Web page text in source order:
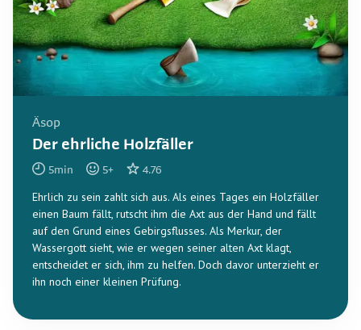
Äsop
Der ehrliche Holzfäller
5min 5+ 4.76
Ehrlich zu sein zahlt sich aus. Als eines Tages ein Holzfäller
einen Baum fällt, rutscht ihm die Axt aus der Hand und fällt
auf den Grund eines Gebirgsflusses. Als Merkur, der
Wassergott sieht, wie er wegen seiner alten Axt klagt,
entscheidet er sich, ihm zu helfen. Doch davor unterzieht er
ihn noch einer kleinen Prüfung.